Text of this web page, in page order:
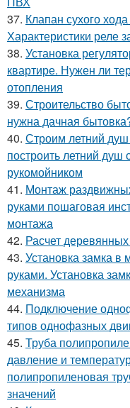
37. Клапан сухого
Характеристики реле
38. Установка
квартире. Нужен ли
отопления
39. Строительство
нужна дачная
40. Строим летний
построить летний душ
рукомойником
41. Монтаж
руками пошаговая
монтажа
42. Расчет
43. Установка замка
руками. Установка
механизма
44. Подключение
типов однофазных
45. Труба
давление и
полипропиленовая
значений